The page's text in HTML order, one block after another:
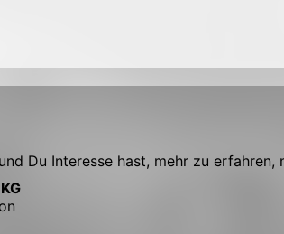
Du Interesse hast, mehr zu erfahren,